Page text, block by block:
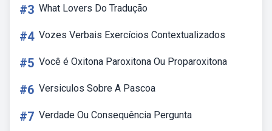
#3 What Lovers Do Tradução
#4 Vozes Verbais Exercícios Contextualizados
#5 Você é Oxitona Paroxitona Ou Proparoxitona
#6 Versiculos Sobre A Pascoa
#7 Verdade Ou Consequência Pergunta